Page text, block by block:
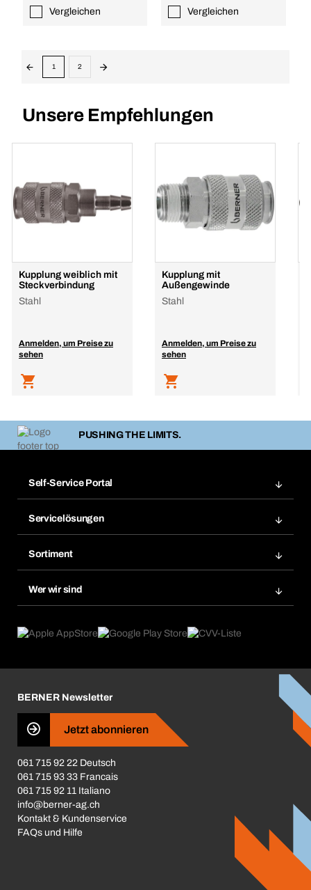
Vergleichen Vergleichen
1 2
Unsere Empfehlungen
Kupplung weiblich mit
Steckverbindung
Stahl
Anmelden, um Preise zu
sehen
Kupplung mit
Außengewinde
Stahl
Anmelden, um Preise zu
sehen
PUSHING THE LIMITS.
Self-Service Portal
Merklisten
Nachbestellung
Dauerauftrag
Servicelösungen
Gefahrenstoffdatenbank
eProcurement
Produktfinder
Sortiment
Wer wir sind
Was uns antreibt
Business Conduct
BERNER Newsletter
Jetzt abonnieren
061 715 92 22 Deutsch
061 715 93 33 Francais
061 715 92 11 Italiano
info@berner-ag.ch
Kontakt & Kundenservice
FAQs und Hilfe